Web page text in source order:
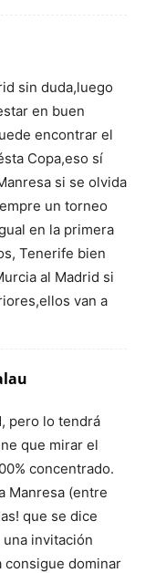
sin duda,luego
en buen
encontrar el
Copa,eso sí
si se olvida
un torneo
en la primera
Tenerife bien
al Madrid si
van a
pero lo tendrá
que mirar el
concentrado.
Manresa (entre
que se dice
invitación
consigue dominar